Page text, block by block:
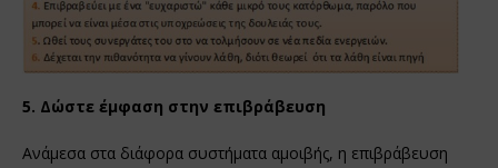
5. Δώστε έμφαση στην επιβράβευση
Ανάμεσα στα διάφορα συστήματα αμοιβής, η επιβράβευση